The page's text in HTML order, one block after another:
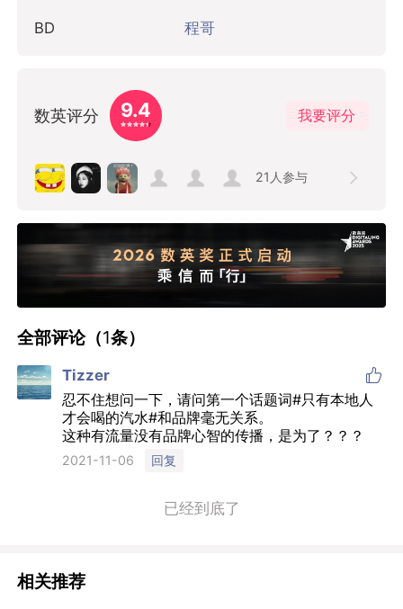
BD 程哥
数英评分 9.4 我要评分
21 人参与
全部评论（1条）
Tizzer 
忍不住想问一下，请问第一个话题词#只有本地人
才会喝的汽水#和品牌毫无关系。
这种有流量没有品牌心智的传播，是为了？？？
2021-11-06 回复
已经到底了
相关推荐